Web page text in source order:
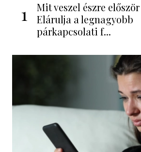
1
Mit veszel észre
Elárulja a legnagyobb
párkapcsolati f...